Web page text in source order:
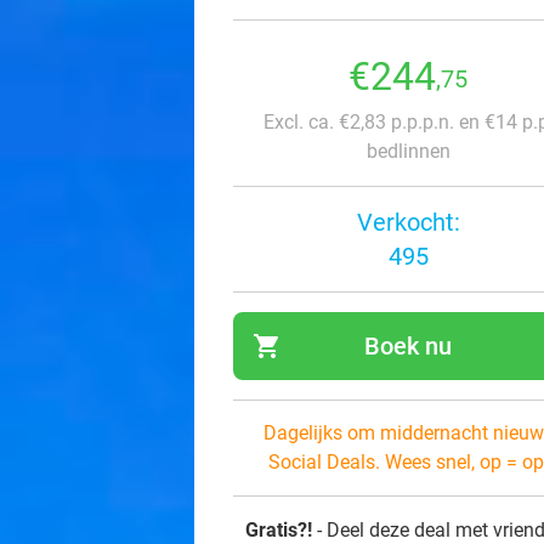
€244,75
Excl. ca. €2,83 p.p.p.n. en €14
bedlinnen
Verkocht:
495
shopping_cart Boek nu
Dagelijks om middernacht
Social Deals. Wees snel, op =
Gratis?! - Deel deze deal met